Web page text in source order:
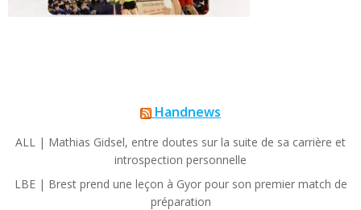
Handnews
ALL | Mathias Gidsel, entre doutes sur la suite de sa carrière et
introspection personnelle
LBE | Brest prend une leçon à Gyor pour son premier match de
préparation